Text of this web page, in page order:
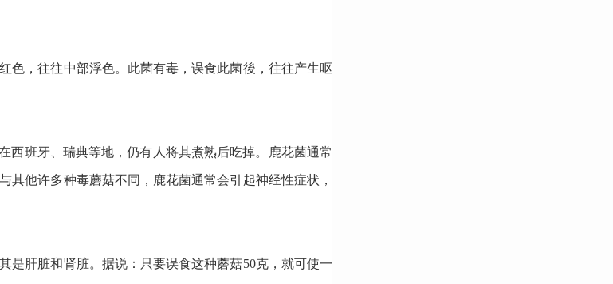
色，往往中部浮色。此菌有毒，误食此菌後，往往产生呕
西班牙、瑞典等地，仍有人将其煮熟后吃掉。鹿花菌通常
他许多种毒蘑菇不同，鹿花菌通常会引起神经性症状，
是肝脏和肾脏。据说：只要误食这种蘑菇50克，就可使一